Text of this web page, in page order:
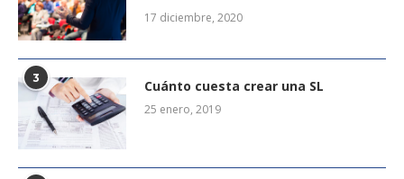
17 diciembre, 2020
3 Cuánto cuesta crear una SL
25 enero, 2019